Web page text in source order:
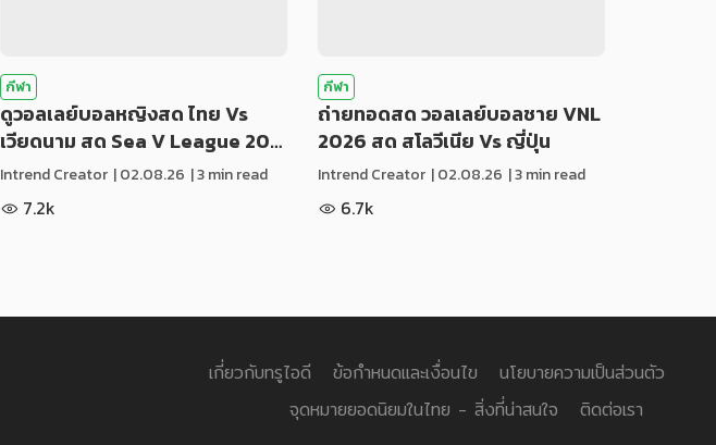
กีฬา
ดูวอลเลย์บอลหญิงสด ไทย Vs
เวียดนาม สด Sea V League 20…
Intrend Creator |02.08.26 | 3 min read
7.2k
กีฬา
ถ่ายทอดสด วอลเลย์บอลชาย VNL
2026 สด สโลวีเนีย Vs ญี่ปุ่น
Intrend Creator |02.08.26 | 3 min read
6.7k
เกี่ยวกับทรูไอดี ข้อกำหนดและเงื่อนไข
นโยบายความเป็นส่วนตัว
จุดหมายยอดนิยมในไทย - สิ่งที่น่าสนใจ
ติดต่อเรา